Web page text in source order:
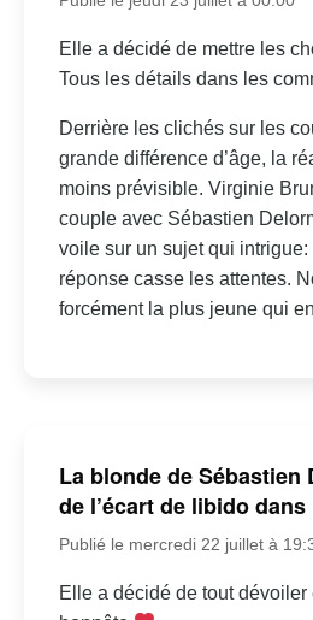
Elle a décidé de mettre les
Tous les détails dans les
Derrière les clichés sur les
grande différence d’âge, la
moins prévisible. Virginie
couple avec Sébastien
voile sur un sujet qui
réponse casse les attentes.
forcément la plus jeune qui
La blonde de Sébastien
de l’écart de libido
Publié le mercredi 22 juillet à
Elle a décidé de tout dévoiler